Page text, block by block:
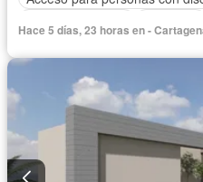
Cuarto de servicio
Hace 5 días, 23 horas en -